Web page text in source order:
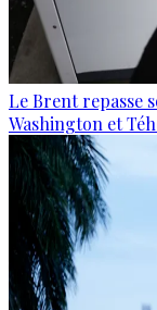
Le Brent repasse
Washington et